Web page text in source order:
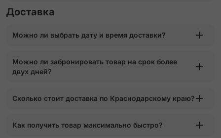
Доставка
Можно ли выбрать дату и время доставки?
Можно ли забронировать товар на срок более
двух дней?
Сколько стоит доставка по Краснодарскому краю?
Как получить товар максимально быстро?